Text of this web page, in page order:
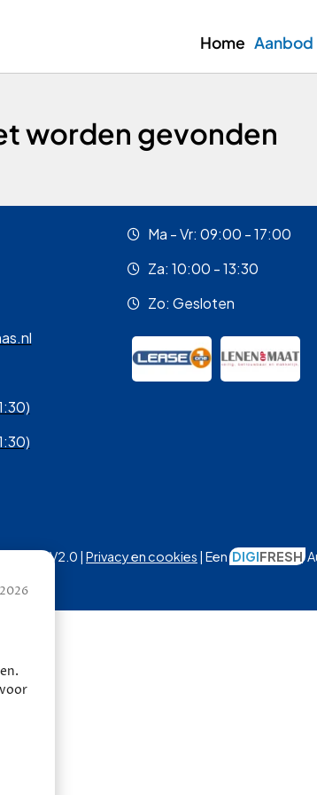
Home Aanbod
worden gevonden
Ma - Vr: 09:00 - 17:00
Za: 10:00 - 13:30
Zo: Gesloten
| V2.0 | Privacy en cookies | Een DIGIFRESH